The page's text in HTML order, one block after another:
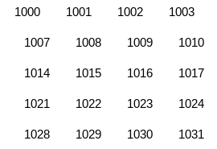
1000 1001 1002 1003
1007 1008 1009 1010
1014 1015 1016 1017
1021 1022 1023 1024
1028 1029 1030 1031